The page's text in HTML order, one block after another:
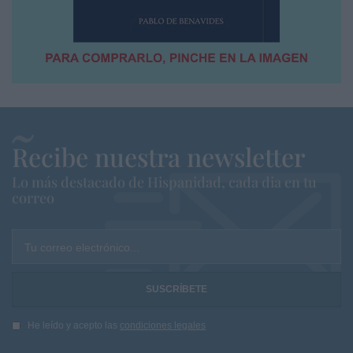
Recibe nuestra newsletter
Lo más destacado de Hispanidad, cada dia en tu
correo
Tu correo electrónico...
He leído y acepto las condiciones legales